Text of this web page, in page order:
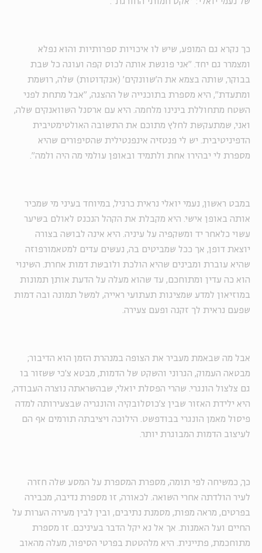
כך נקרא גם המופע, שיש לו איכויות ספרותיות והוא נפלא
ומצמרר גם יחד. "אני פוגשת אותה לכוס קפה ועוגה כל שבת
בבוקר, שותה בצמא את ה'שוונקים' (אנקדוטות) שלה, רושמת
ומתעדת", היא מספרת בתוכנייה של ההצגה, "אבל מתחת לפני
השטח מתחוללת בינינו מלחמה. היא עם ארסנל השוואנקים שלה,
ואני, שמתעקשת לחלץ מתוכם את התשובה האולטימטיבית
הדפיניטיבית. יש לי פנטזיה אינפנטילית שהסיפורים שהיא
מספרת לי יבהירו אחת ולתמיד ובאופן עולמי מה היה ולמה".
במבט ראשון, נעמי יואלי נראית כרגיל, במיוחד בעיני מי שמכיר
אותה באופן אישי. היא מקבלת את הקהל הנכנס לאולם בשיער
עשוי כלאחר יד ומשקפיה על עיניה. היא אינה לבושה בצורה
יוצאת דופן, אך ככל שמביטים בה, נעשים עדים למטאמורפוזה
שהיא עוברת ומבינים שהיא הולכת ולובשת דמות אחרת. השינוי
הוא כה עדין ומתוחכם, עד שהוא מעלה על הדעת אותן תמונות
במוזיאון למדע שמציגות תעתועי ראייה, למשל תמונה ובה דמות
שפעם נראית לך זקנה ופעם צעירה.
אבל מה שבאמת מעביר את הצופה במנהרת הזמן הוא הדיבור;
מבטאה העמוק, הגרוני והשקט של הדמות, מבטא צ'כי ששזור בו
גם צלצול הונגרי. שהרי הפסלת יואלי, שבהשראתה נוצרה העבודה,
היא ילידת האזור שבין צ'כוסלובקיה והונגריה שבצעירותה למדה
פיסול מאמן הונגרי בבודפשט. הילוכה ויציבתה תורמים אף הם
לעיצוב הדמות המבוגרת יותר.
כך, כמשיחה לפי תומה, מספרת המספרת על המסע שלה חזרה
לעיר הולדתה אחרי השואה. לכאורה, זו מספרת נדיבה, מכבירה
בפרטים, מראה מפות, מסמנת נתיבים, ובין לבין מעירה הערות על
החיים ועל האמנות. אך אל נא יקל הדבר בעיניכם. זו מספרת
מתוחכמת, פתיינית. היא מלהטטת בפרטי הסיפור, מעלה מהאוב